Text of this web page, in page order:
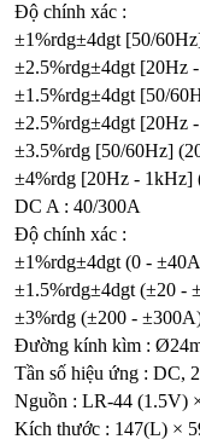
Độ chính xác :
±1%rdg±4dgt [50/
±2.5%rdg±4dgt [20Hz
±1.5%rdg±4dgt [50/
±2.5%rdg±4dgt [20Hz
±3.5%rdg [50/60Hz]
±4%rdg [20Hz - 1kHz]
DC A : 40/300A
Độ chính xác :
±1%rdg±4dgt (0 -
±1.5%rdg±4dgt (±20 -
±3%rdg (±200 -
Đường kính kìm :
Tần số hiệu ứng : DC,
Nguồn : LR-44 (1.5V)
Kích thước : 147(L) ×